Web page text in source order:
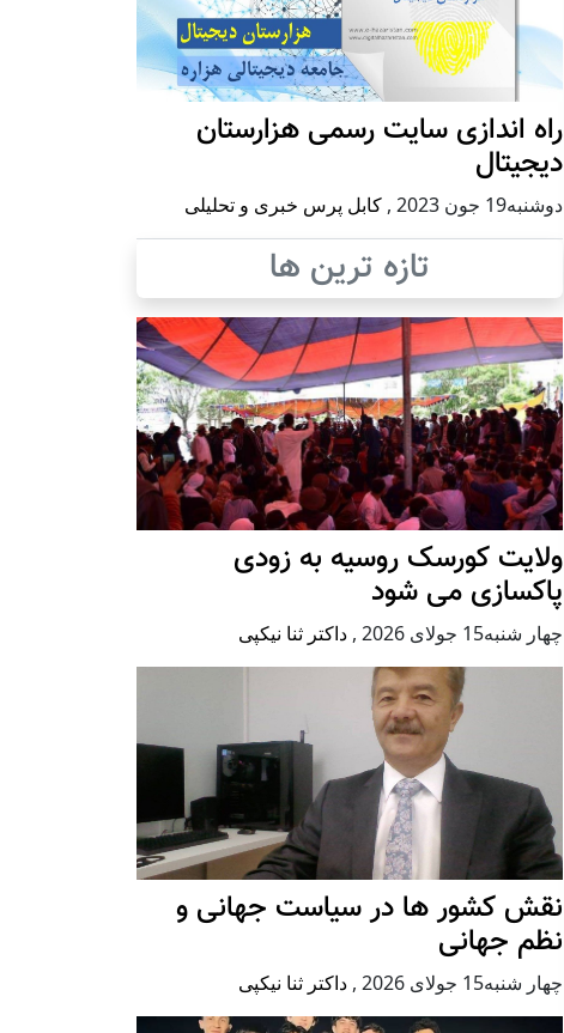
راه اندازی سایت رسمی هزارستان
دیجیتال
دوشنبه19 جون 2023 , کابل پرس خبری و تحلیلی
تازه ترین ها
ولایت کورسک روسیه به زودی
پاکسازی می شود
چهار شنبه15 جولای 2026 , داکتر ثنا نیکپی
نقش کشور ها در سیاست جهانی و
نظم جهانی
چهار شنبه15 جولای 2026 , داکتر ثنا نیکپی